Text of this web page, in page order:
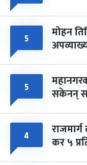
५ मोहन
५ सकेनन्
४ कर ५